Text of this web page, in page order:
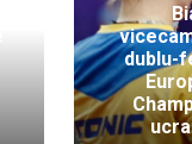
dublu-